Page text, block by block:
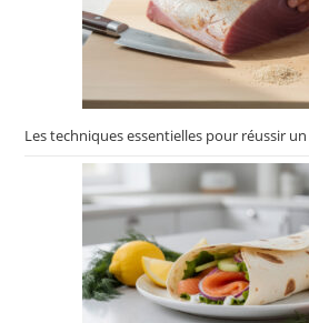
Les techniques essentielles pour réussir